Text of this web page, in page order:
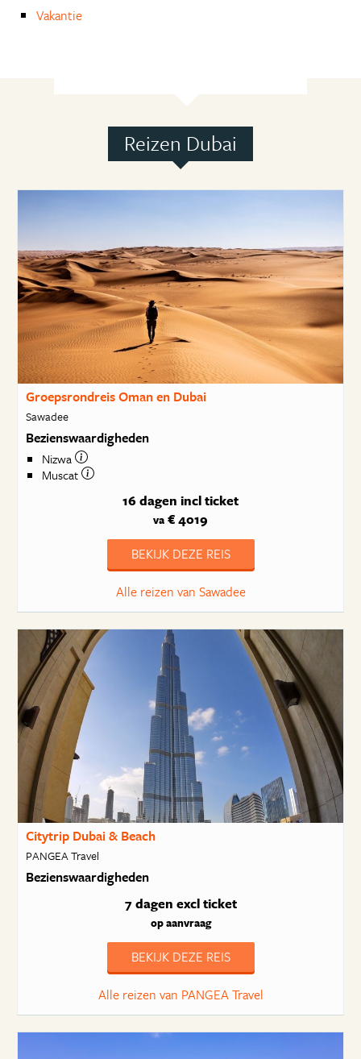
Vakantie
Reizen Dubai
Groepsrondreis Oman en Dubai
Sawadee
Bezienswaardigheden
Nizwa
Muscat
16 dagen incl ticket
va € 4019
BEKIJK DEZE REIS
Alle reizen van Sawadee
Citytrip Dubai & Beach
PANGEA Travel
Bezienswaardigheden
7 dagen excl ticket
op aanvraag
BEKIJK DEZE REIS
Alle reizen van PANGEA Travel